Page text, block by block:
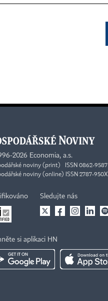
2026 Economia, a.s.
noviny (print) ISSN 0862-9587
noviny (online) ISSN 2787-950X
Sledujte nás
si aplikaci HN